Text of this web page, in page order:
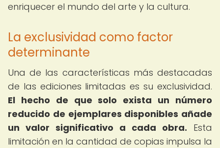
enriquecer el mundo del arte y la cultura.
La exclusividad como factor
determinante
Una de las características más destacadas
de las ediciones limitadas es su exclusividad.
El hecho de que solo exista un número
reducido de ejemplares disponibles añade
un valor significativo a cada obra. Esta
limitación en la cantidad de copias impulsa la